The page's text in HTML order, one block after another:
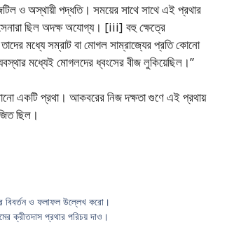
ও অস্থায়ী পদ্ধতি। সময়ের সাথে সাথে এই প্রথার
ছিল অদক্ষ অযোগ্য। [iii] বহু ক্ষেত্রে
মধ্যে সম্রাট বা মােগল সাম্রাজ্যের প্রতি কোনাে
মধ্যেই মােগলদের ধ্বংসের বীজ লুকিয়েছিল।”
একটি প্রথা। আকবরের নিজ দক্ষতা গুণে এই প্রথায়
ছিল।
বিবর্তন ও ফলাফল উল্লেখ করাে।
ক্রীতদাস প্রথার পরিচয় দাও।